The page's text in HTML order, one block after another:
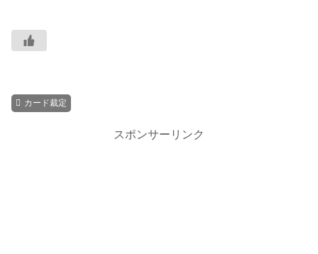
カード裁定
スポンサーリンク